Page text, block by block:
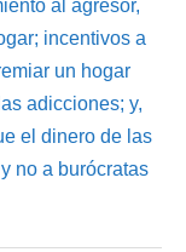
al agresor,
incentivos a
un hogar
adicciones; y,
el dinero de las
no a burócratas